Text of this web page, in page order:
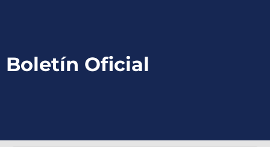
Boletín Oficial